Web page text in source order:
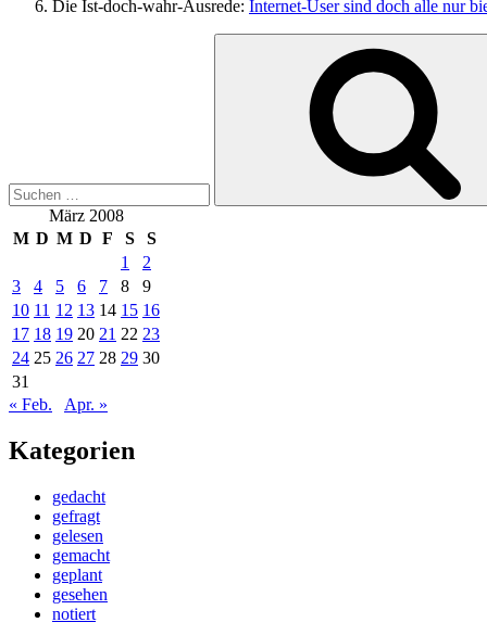
Die Ist-doch-wahr-Ausrede: Internet-User sind doch alle nur
März 2008
M D M D F S
S
1
2
3
4 5 6 7 8
9
10 11 12 13 14 15 16
17 18 19 20 21 22 23
24 25 26 27 28 29 30
31
« Feb.
Apr. »
Kategorien
gedacht
gefragt
gelesen
gemacht
geplant
gesehen
notiert